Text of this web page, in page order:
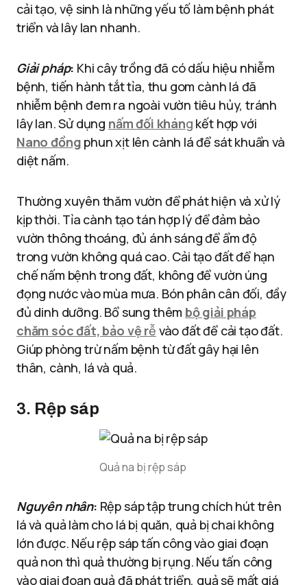
cải tạo, vệ sinh là những yếu tố làm bệnh phát
triển và lây lan nhanh.
Giải pháp: Khi cây trồng đã có dấu hiệu nhiễm
bệnh, tiến hành tắt tỉa, thu gom cành lá đã
nhiễm bệnh đem ra ngoài vườn tiêu hủy, tránh
lây lan. Sử dụng nấm đối kháng kết hợp với
Nano đồng phun xịt lên cành lá để sát khuẩn và
diệt nấm.
Thường xuyên thăm vườn để phát hiện và xử lý
kịp thời. Tỉa cành tạo tán hợp lý để đảm bảo
vườn thông thoáng, đủ ánh sáng để ẩm độ
trong vườn không quá cao. Cải tạo đất để hạn
chế nấm bệnh trong đất, không để vườn úng
đọng nước vào mùa mưa. Bón phân cân đối, đầy
đủ dinh dưỡng. Bổ sung thêm bộ giải pháp
chăm sóc đất, bảo vệ rễ vào đất để cải tạo đất.
Giúp phòng trừ nấm bệnh từ đất gây hại lên
thân, cành, lá và quả.
3. Rệp sáp
Quả na bị rệp sáp
Nguyên nhân: Rệp sáp tập trung chích hút trên
lá và quả làm cho lá bị quăn, quả bị chai không
lớn được. Nếu rệp sáp tấn công vào giai đoạn
quả non thì quả thường bị rụng. Nếu tấn công
vào giai đoạn quả đã phát triển, quả sẽ mất giá